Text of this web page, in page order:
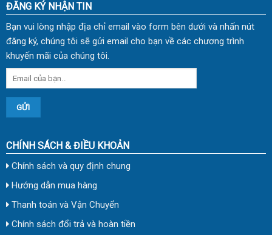
ĐĂNG KÝ NHẬN TIN
Bạn vui lòng nhập địa chỉ email vào form bên dưới và nhấn nút
đăng ký, chúng tôi sẽ gửi email cho bạn về các chương trình
khuyến mãi của chúng tôi.
CHÍNH SÁCH & ĐIỀU KHOẢN
Chính sách và quy định chung
Hướng dẫn mua hàng
Thanh toán và Vận Chuyển
Chính sách đổi trả và hoàn tiền